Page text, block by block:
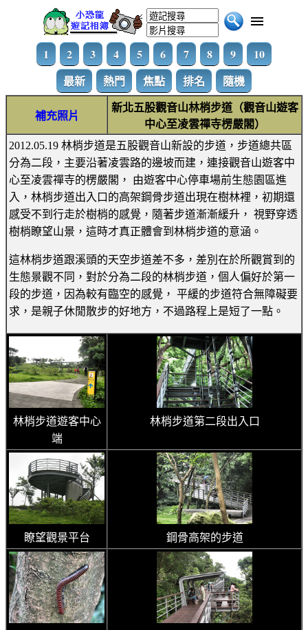
1 2 3 4 5 6 7 8 9
10
最新
熱門 焦點 排名 隨機
補充照片
新北五股觀音山林梢步道（觀音山遊客
中心至凌雲禪寺楞嚴閣）
2012.05.19 林梢步道是五股觀音山新設的步道，步道總共區
分為二段，主要沿著凌雲路的邊坡而建，連接觀音山遊客中
心至凌雲禪寺的楞嚴閣， 由遊客中心停車場前生態園區進
入，林梢步道出入口的高架鋼骨步道出現在樹林裡，初期還
感受不到行走於樹梢的感覺，隨著步道漸漸緩升， 視野穿透
樹梢瞭望山景，這時才真正體會到林梢步道的意涵。
這林梢步道跟溪頭的天空步道差不多，差別在於所觀賞到的
生態景觀不同，對於分為二段的林梢步道，個人偏好於第一
段的步道，因為較有臨空的感覺， 平緩的步道符合無障礙要
求，是親子休閒散步的好地方，不過路程上是短了一點。
林梢步道遊客中心
端
林梢步道第二段出入口
瞭望觀景平台 鋼骨高架的步道